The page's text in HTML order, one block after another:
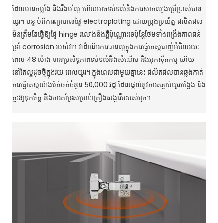
ដែលមានកម្លាំង និងរឹងមាំល្អ ហើយអាចទប់ទល់នឹងការសាកល្បងប្រើប្រាស់បាន
យូរ។ បន្ទាប់ពីការព្យាបាលផ្ទៃ electroplating ដោយប្រុងប្រយ័ត្ន ផលិតផល
មិនត្រឹមតែធ្វើឱ្យផ្ទៃ hinge រលោងនិងភ្លឺប៉ុណ្ណោះទេប៉ុន្តែថែមទាំងពង្រឹងភាពធន់
ទ្រាំ corrosion របស់វា។ វាដំណើរការបានល្អក្នុងការធ្វើតេស្តបាញ់អំបិលរយៈ
ពេល 48 ម៉ោង មានប្រសិទ្ធភាពទប់ទល់នឹងសំណើម និងអុកស៊ីតកម្ម ហើយ
នៅតែល្អដូចថ្មីក្នុងរយៈពេលយូរ។ ក្នុងពេលជាមួយគ្នានេះ ផលិតផលបានឆ្លងកាត់
ការធ្វើតេស្តយ៉ាងម៉ត់ចត់ចំនួន 50,000 វដ្ត ដែលផ្តល់នូវការតភ្ជាប់យូរអង្វែង និង
គួរឱ្យទុកចិត្ត និងការគាំទ្រសម្រាប់គ្រឿងសង្ហារឹមរបស់អ្នក។